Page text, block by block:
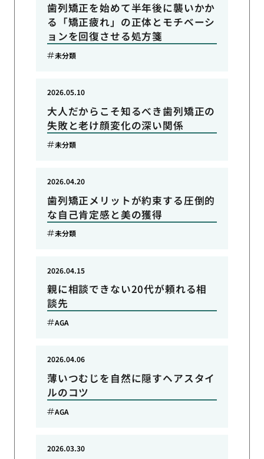
歯列矯正を始めて半年後に襲いかか
る「矯正疲れ」の正体とモチベーシ
ョンを回復させる処方箋
未分類
大人だからこそ知るべき歯列矯正の
失敗と老け顔変化の深い関係
2026.05.10
未分類
歯列矯正メリットが約束する圧倒的
な自己肯定感と美の獲得
2026.04.20
未分類
親に相談できない20代が頼れる相
談先
2026.04.15
AGA
薄いつむじを自然に隠すヘアスタイ
ルのコツ
2026.04.06
AGA
2026.03.30